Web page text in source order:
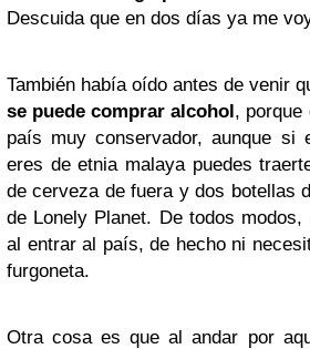
Descuida que en dos días ya me
También había oído antes de venir
se puede comprar alcohol, porque
país muy conservador, aunque si
eres de etnia malaya puedes
de cerveza de fuera y dos botellas
de Lonely Planet. De todos
al entrar al país, de hecho ni
furgoneta.
Otra cosa es que al andar por